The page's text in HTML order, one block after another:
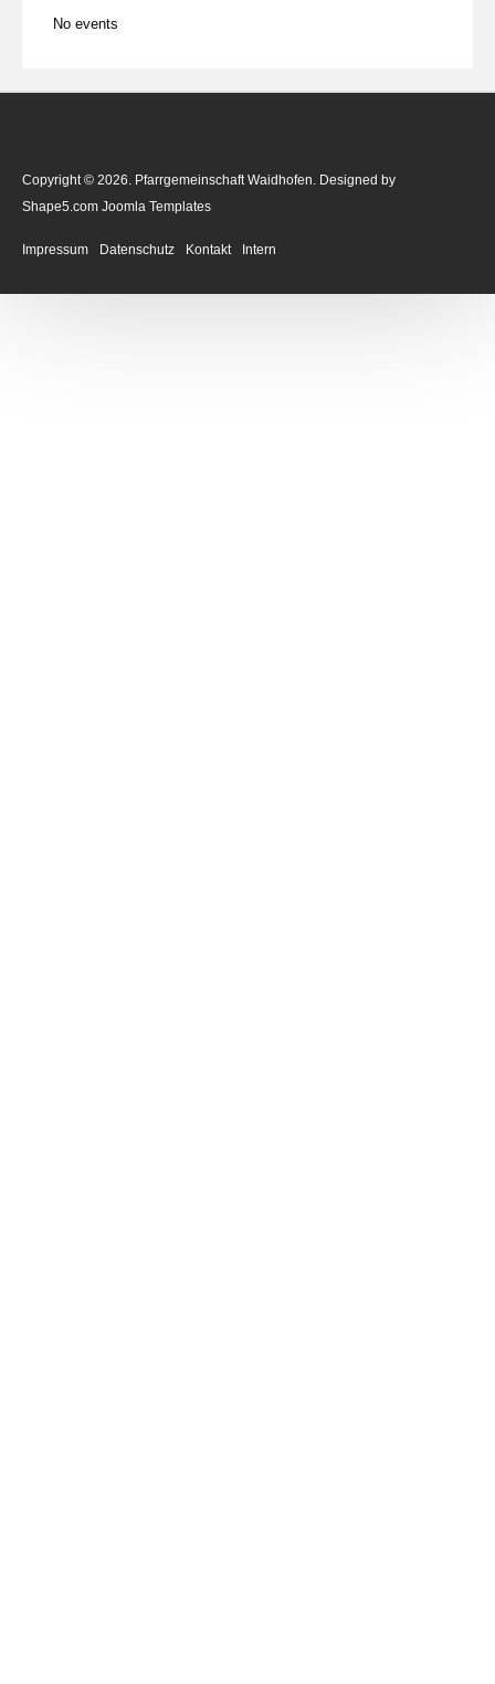
No events
Copyright © 2026. Pfarrgemeinschaft Waidhofen. Designed by
Shape5.com Joomla Templates
Impressum Datenschutz Kontakt Intern